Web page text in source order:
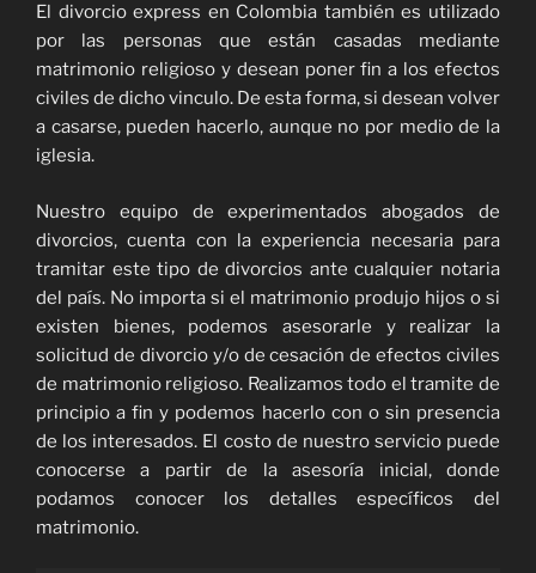
El divorcio express en Colombia también es utilizado
por las personas que están casadas mediante
matrimonio religioso y desean poner fin a los efectos
civiles de dicho vinculo. De esta forma, si desean volver
a casarse, pueden hacerlo, aunque no por medio de la
iglesia.
Nuestro equipo de experimentados abogados de
divorcios, cuenta con la experiencia necesaria para
tramitar este tipo de divorcios ante cualquier notaria
del país. No importa si el matrimonio produjo hijos o si
existen bienes, podemos asesorarle y realizar la
solicitud de divorcio y/o de cesación de efectos civiles
de matrimonio religioso. Realizamos todo el tramite de
principio a fin y podemos hacerlo con o sin presencia
de los interesados. El costo de nuestro servicio puede
conocerse a partir de la asesoría inicial, donde
podamos conocer los detalles específicos del
matrimonio.